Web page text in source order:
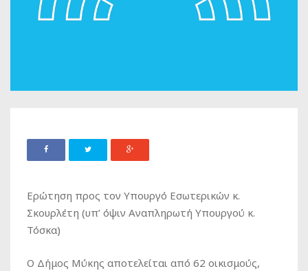
Ερώτηση προς τον Υπουργό Εσωτερικών κ.
Σκουρλέτη (υπ’ όψιν Αναπληρωτή Υπουργού κ.
Τόσκα)
Ο Δήμος Μύκης αποτελείται από 62 οικισμούς,